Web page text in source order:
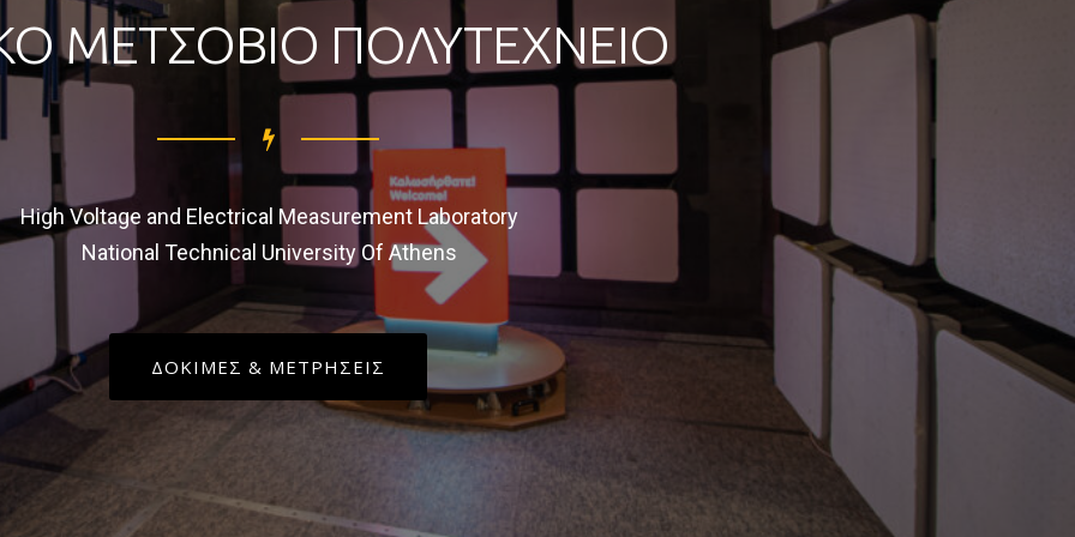
High Voltage and Electrical Measurement Laboratory
National Technical University Of Athens
ΔΟΚΙΜΕΣ & ΜΕΤΡΗΣΕΙΣ
ΜΕΤΣΟΒΙΟ ΠΟΛΥΤΕΧΝΕΙΟ